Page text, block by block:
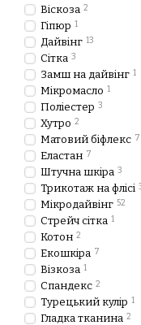
Віскоза 2
Гіпюр 1
Дайвінг 13
Сітка 3
Замш на дайвінг 1
Мікромасло 1
Поліестер 3
Хутро 2
Матовий біфлекс 7
Еластан 7
Штучна шкіра 3
Трикотаж на флісі
Мікродайвінг 52
Стрейч сітка 1
Котон 2
Екошкіра 7
Візкоза 1
Спандекс 2
Турецький кулір 1
Гладка тканина 2